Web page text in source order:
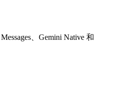
、Gemini Native 和